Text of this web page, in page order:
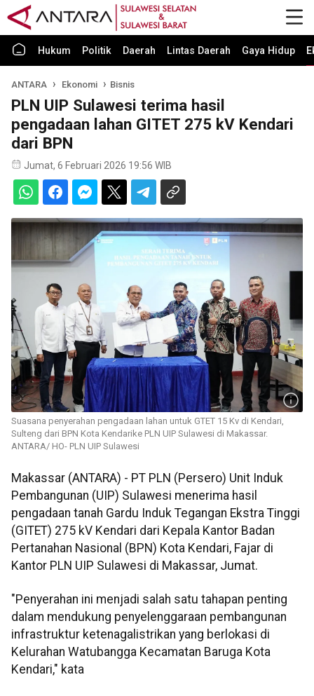
Hukum Politik Daerah Lintas Daerah Gaya Hidup
ANTARA Ekonomi Bisnis
PLN UIP Sulawesi terima hasil
pengadaan lahan GITET 275 kV Kendari
dari BPN
Jumat, 6 Februari 2026 19:56 WIB
Suasana penyerahan pengadaan lahan untuk GTET 15 Kv di Kendari,
Sulteng dari BPN Kota Kendarike PLN UIP Sulawesi di Makassar.
ANTARA/ HO- PLN UIP Sulawesi
Makassar (ANTARA) - PT PLN (Persero) Unit Induk
Pembangunan (UIP) Sulawesi menerima hasil
pengadaan tanah Gardu Induk Tegangan Ekstra Tinggi
(GITET) 275 kV Kendari dari Kepala Kantor Badan
Pertanahan Nasional (BPN) Kota Kendari, Fajar di
Kantor PLN UIP Sulawesi di Makassar, Jumat.
"Penyerahan ini menjadi salah satu tahapan penting
dalam mendukung penyelenggaraan pembangunan
infrastruktur ketenagalistrikan yang berlokasi di
Kelurahan Watubangga Kecamatan Baruga Kota
Kendari," kata